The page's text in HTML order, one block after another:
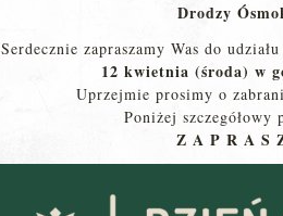
Drodzy
Serdecznie zapraszamy Was do
12 kwietnia (środa) w
Uprzejmie prosimy o
Poniżej szczegółowy
Z A P R A S